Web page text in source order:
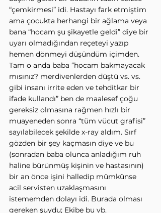
“çemkirmesi” idi. Hastayı fark etmiştim
ama çocukta herhangi bir ağlama veya
bana “hocam şu şikayetle geldi” diye bir
uyarı olmadığından reçeteyi yazıp
hemen dönmeyi düşündüm içimden.
Tam o anda baba “hocam bakmayacak
mısınız? merdivenlerden düştü vs. vs.
gibi insanı irrite eden ve tehditkar bir
ifade kullandı” ben de maalesef çoğu
gereksiz olmasına rağmen hızlı bir
muayeneden sonra “tüm vücut grafisi”
sayılabilecek şekilde x-ray aldım. Sırf
gözden bir şey kaçmasın diye ve bu
(sonradan baba olunca anladığım ruh
haline bürünmüş kişinin ve hastasının)
bir an önce işini halledip mümkünse
acil servisten uzaklaşmasını
istememden dolayı idi. Burada olması
gereken şuydu; Ekibe bu vb.